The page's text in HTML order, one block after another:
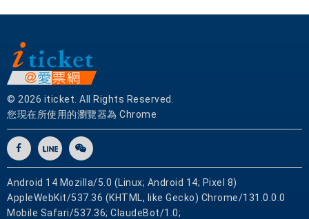
© 2026 iticket. All Rights Reserved.
您現在所使用的瀏覽器為 Chrome
Android 14 Mozilla/5.0 (Linux; Android 14; Pixel 8)
AppleWebKit/537.36 (KHTML, like Gecko) Chrome/131.0.0.0
Mobile Safari/537.36; ClaudeBot/1.0;